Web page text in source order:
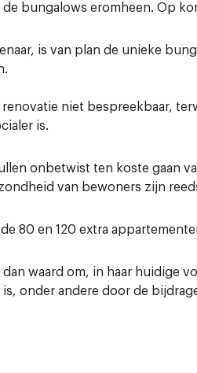
bungalows eromheen. Op
is van plan de unieke
niet bespreekbaar,
is.
onbetwist ten koste gaan
van bewoners zijn
80 en 120 extra
dan waard om, in haar huidige
onder andere door de